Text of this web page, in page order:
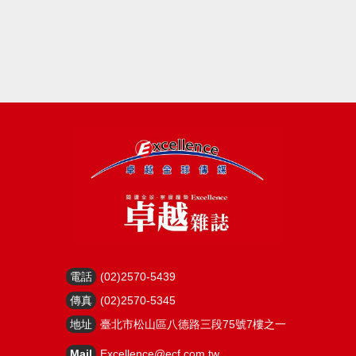
電話
(02)2570-5439
傳真
(02)2570-5345
地址
臺北市松山區八德路三段75號7樓之一